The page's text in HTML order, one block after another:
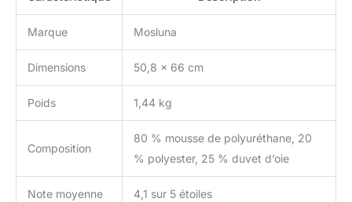
Thanksgiving, ou pour
proches. Lors de
doucement pour
restaurer le moelleux
ultime de l'oreiller.
Instructions d'entretien :
il est recommandé de
l'utiliser avec une taie
nettoyez l'oreiller ou
Marque Mosluna
Dimensions 50,8 x 66 cm
Poids 1,44 kg
Composition
80 % mousse de polyuréthane, 20
% polyester, 25 % duvet d’oie
Note moyenne 4,1 sur 5 étoiles